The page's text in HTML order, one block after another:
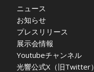
ニュース
お知らせ
プレスリリース
展示会情報
Youtubeチャンネル
光響公式X（旧Twitter）